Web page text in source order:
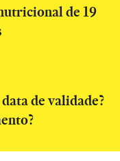
de 19
de validade?